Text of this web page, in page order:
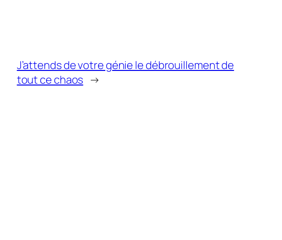
J’attends de votre génie le débrouillement de
tout ce chaos →